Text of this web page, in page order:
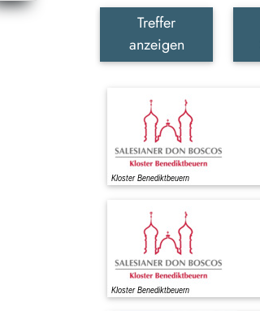
Treffer
anzeigen